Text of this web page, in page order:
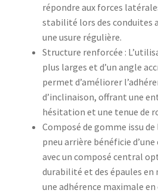
répondre aux forces
stabilité lors des conduites
une usure régulière.
Structure renforcée :
plus larges et d’un angle
permet d’améliorer
d’inclinaison, offrant une
hésitation et une tenue de
Composé de gomme issu
pneu arrière bénéficie
avec un composé central
durabilité et des épaules en
une adhérence maximale en